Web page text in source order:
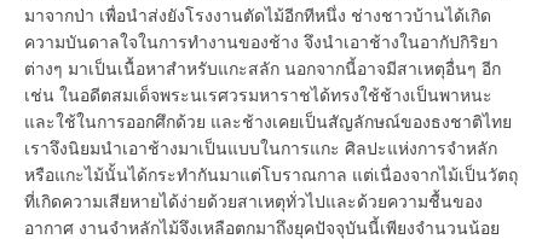
มาจากป่า เพื่อนำส่งยังโรงงานตัดไม้อีกทีหนึ่ง ช่างชาวบ้านได้เกิด
ความบันดาลใจในการทำงานของช้าง จึงนำเอาช้างในอากัปกิริยา
ต่างๆ มาเป็นเนื้อหาสำหรับแกะสลัก นอกจากนี้อาจมีสาเหตุอื่นๆ อีก
เช่น ในอดีตสมเด็จพระนเรศวรมหาราชได้ทรงใช้ช้างเป็นพาหนะ
และใช้ในการออกศึกด้วย และช้างเคยเป็นสัญลักษณ์ของธงชาติไทย
เราจึงนิยมนำเอาช้างมาเป็นแบบในการแกะ ศิลปะแห่งการจำหลัก
หรือแกะไม้นั้นได้กระทำกันมาแต่โบราณกาล แต่เนื่องจากไม้เป็นวัตถุ
ที่เกิดความเสียหายได้ง่ายด้วยสาเหตุทั่วไปและด้วยความชื้นของ
อากาศ งานจำหลักไม้จึงเหลือตกมาถึงยุคปัจจุบันนี้เพียงจำนวนน้อย